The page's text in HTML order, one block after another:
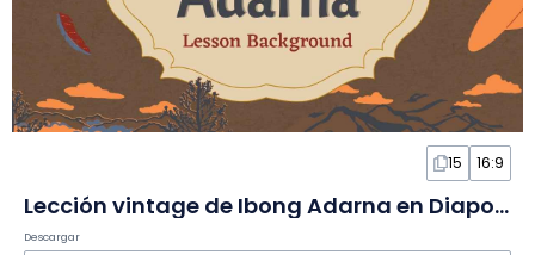
15 16:9
Lección vintage de Ibong Adarna en Diapositivas
Descargar